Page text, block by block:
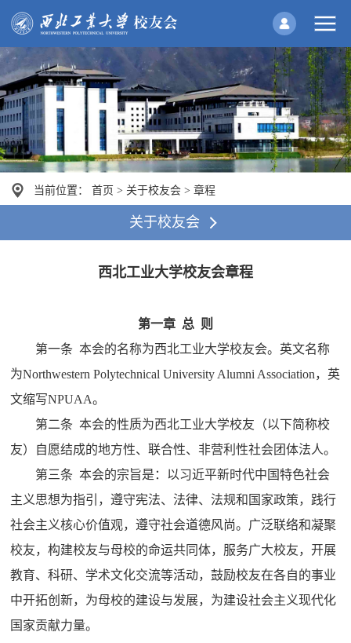
当前位置： 首页 > 关于校友会 >章程
关于校友会
西北工业大学校友会章程
第一章 总 则
第一条 本会的名称为西北工业大学校友会。英文名称
为Northwestern Polytechnical University Alumni Association，英
文缩写NPUAA。
第二条 本会的性质为西北工业大学校友（以下简称校
友）自愿结成的地方性、联合性、非营利性社会团体法人。
第三条 本会的宗旨是：以习近平新时代中国特色社会
主义思想为指引，遵守宪法、法律、法规和国家政策，践行
社会主义核心价值观，遵守社会道德风尚。广泛联络和凝聚
校友，构建校友与母校的命运共同体，服务广大校友，开展
教育、科研、学术文化交流等活动，鼓励校友在各自的事业
中开拓创新，为母校的建设与发展，为建设社会主义现代化
国家贡献力量。